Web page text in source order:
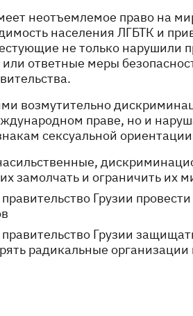
неотъемлемое право на
населения ЛГБТК и
не только нарушили
ответные меры
возмутительно
праве, но и
сексуальной
замолчать и ограничить их
Грузии
Грузии
радикальные